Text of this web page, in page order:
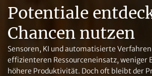
Potentiale
Chancen nutzen
Sensoren, KI und automatisierte
effizienteren Ressourceneinsatz, weniger
höhere Produktivität. Doch oft bleibt der